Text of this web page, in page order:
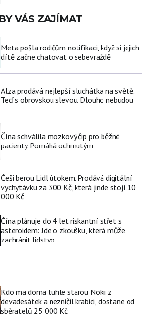
VÁS ZAJÍMAT
Meta pošla rodičům notifikaci, když si jejich
dítě začne chatovat o sebevraždě
Alza prodává nejlepší sluchátka na světě.
Teď s obrovskou slevou. Dlouho nebudou
Čína schválila mozkový čip pro běžné
pacienty. Pomáhá ochrnutým
Češi berou Lidl útokem. Prodává digitální
vychytávku za 300 Kč, která jinde stojí 10
000 Kč
Čína plánuje do 4 let riskantní střet s
asteroidem: Jde o zkoušku, která může
zachránit lidstvo
Kdo má doma tuhle starou Nokii z
devadesátek a nezničil krabici, dostane od
sběratelů 25 000 Kč